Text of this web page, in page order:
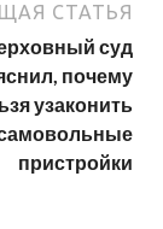
СТАТЬЯ
суд
почему
узаконить
пристройки